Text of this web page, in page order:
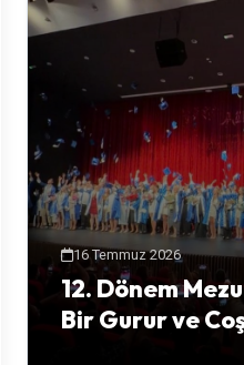
16 Temmuz 2026
12. Dönem
Bir Gurur ve